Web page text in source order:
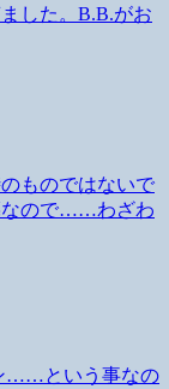
した。B.B.がお
ものではないで
なので……わざわ
……という事なの